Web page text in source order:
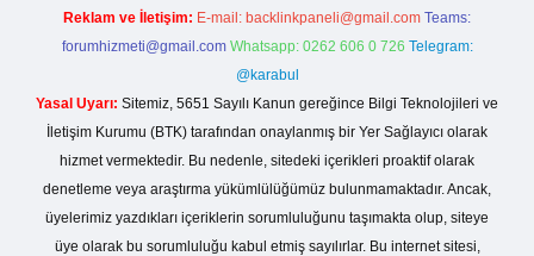
Reklam ve İletişim: E-mail: backlinkpaneli@gmail.com Teams:
forumhizmeti@gmail.com Whatsapp: 0262 606 0 726 Telegram:
@karabul
Yasal Uyarı: Sitemiz, 5651 Sayılı Kanun gereğince Bilgi Teknolojileri ve
İletişim Kurumu (BTK) tarafından onaylanmış bir Yer Sağlayıcı olarak
hizmet vermektedir. Bu nedenle, sitedeki içerikleri proaktif olarak
denetleme veya araştırma yükümlülüğümüz bulunmamaktadır. Ancak,
üyelerimiz yazdıkları içeriklerin sorumluluğunu taşımakta olup, siteye
üye olarak bu sorumluluğu kabul etmiş sayılırlar. Bu internet sitesi,